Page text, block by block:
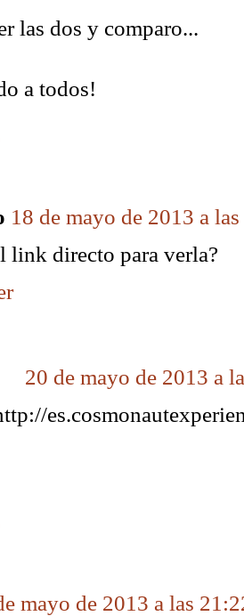
las dos y comparo...
a todos!
18 de mayo de 2013 a
link directo para verla?
20 de mayo de 2013 a
mayo de 2013 a las